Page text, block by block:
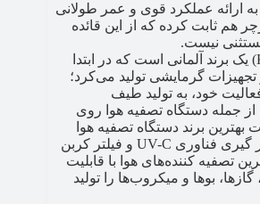
به ارائه عملکرد قوی و عمر طولانی
هم ثابت کرده که از این قائده
نیست.
کرشر یا کارچر (Kärcher) یک برند آلمانی است که در ابتدا
گرمایشی تولید می‌کرد؛
خود، به تولید طیف
جمله دستگاه تصفیه هوا روی
بهترین برند دستگاه تصفیه هوا
قرار دارد؟ چون با به کار گیری فناوری UV-C و فیلتر کربن
تصفیه کننده‌های هوا با قابلیت
بوها و میکروب‌ها را تولید